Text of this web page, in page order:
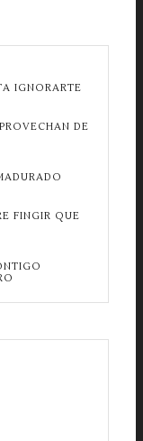
IGNORARTE
DE
FINGIR QUE